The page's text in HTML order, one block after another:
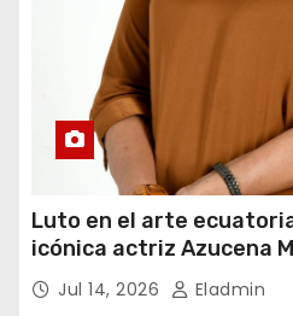
Luto en el arte
icónica actriz Azucena
Jul 14, 2026 Eladmin